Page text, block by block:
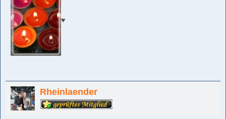
♥️
Rheinlaender